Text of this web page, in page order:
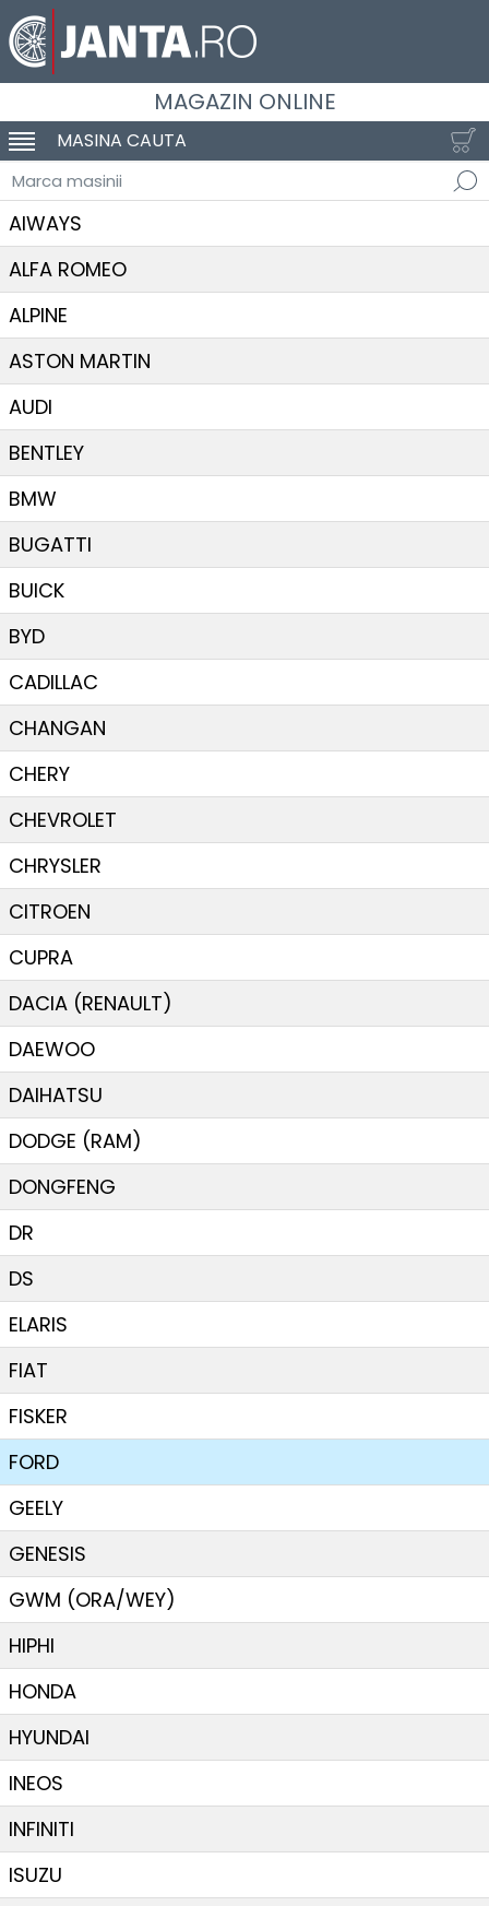
MAGAZIN ONLINE
SCHIMBA NAVIGAREA
MASINA CAUTA
Marca masinii
AIWAYS
ALFA ROMEO
ALPINE
ASTON MARTIN
AUDI
BENTLEY
BMW
BUGATTI
BUICK
BYD
CADILLAC
CHANGAN
CHERY
CHEVROLET
CHRYSLER
CITROEN
CUPRA
DACIA (RENAULT)
DAEWOO
DAIHATSU
DODGE (RAM)
DONGFENG
DR
DS
ELARIS
FIAT
FISKER
FORD
GEELY
GENESIS
GWM (ORA/WEY)
HIPHI
HONDA
HYUNDAI
INEOS
INFINITI
ISUZU